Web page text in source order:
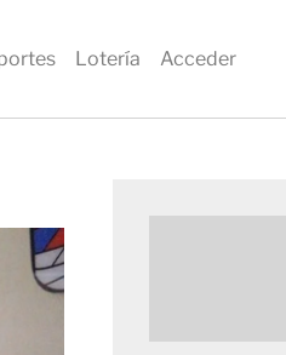
Lotería Acceder